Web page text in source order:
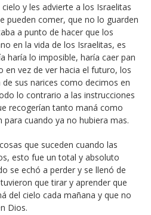
y les advierte a los Israelitas
pueden comer, que no lo guarden
a punto de hacer que los
en la vida de los Israelitas, es
haría lo imposible, haría caer pan
en vez de ver hacia el futuro, los
sus narices como decimos en
lo contrario a las instrucciones
recogerían tanto maná como
cuando ya no hubiera mas.
que suceden cuando las
esto fue un total y absoluto
se echó a perder y se llenó de
que tirar y aprender que
del cielo cada mañana y que no
Dios.